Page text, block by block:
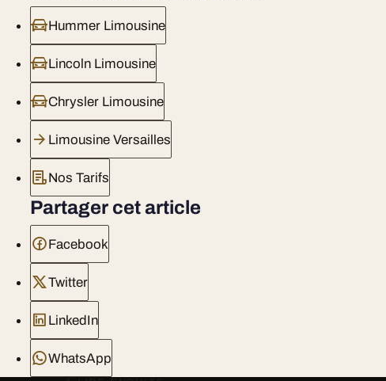
Hummer Limousine
Lincoln Limousine
Chrysler Limousine
Limousine Versailles
Nos Tarifs
Partager cet article
Facebook
Twitter
LinkedIn
WhatsApp